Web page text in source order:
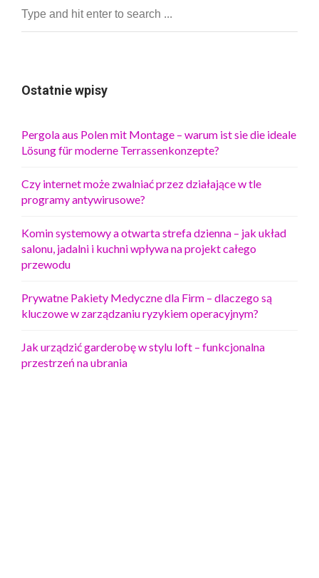
Ostatnie wpisy
Pergola aus Polen mit Montage – warum ist sie die ideale
Lösung für moderne Terrassenkonzepte?
Czy internet może zwalniać przez działające w tle
programy antywirusowe?
Komin systemowy a otwarta strefa dzienna – jak układ
salonu, jadalni i kuchni wpływa na projekt całego
przewodu
Prywatne Pakiety Medyczne dla Firm – dlaczego są
kluczowe w zarządzaniu ryzykiem operacyjnym?
Jak urządzić garderobę w stylu loft – funkcjonalna
przestrzeń na ubrania